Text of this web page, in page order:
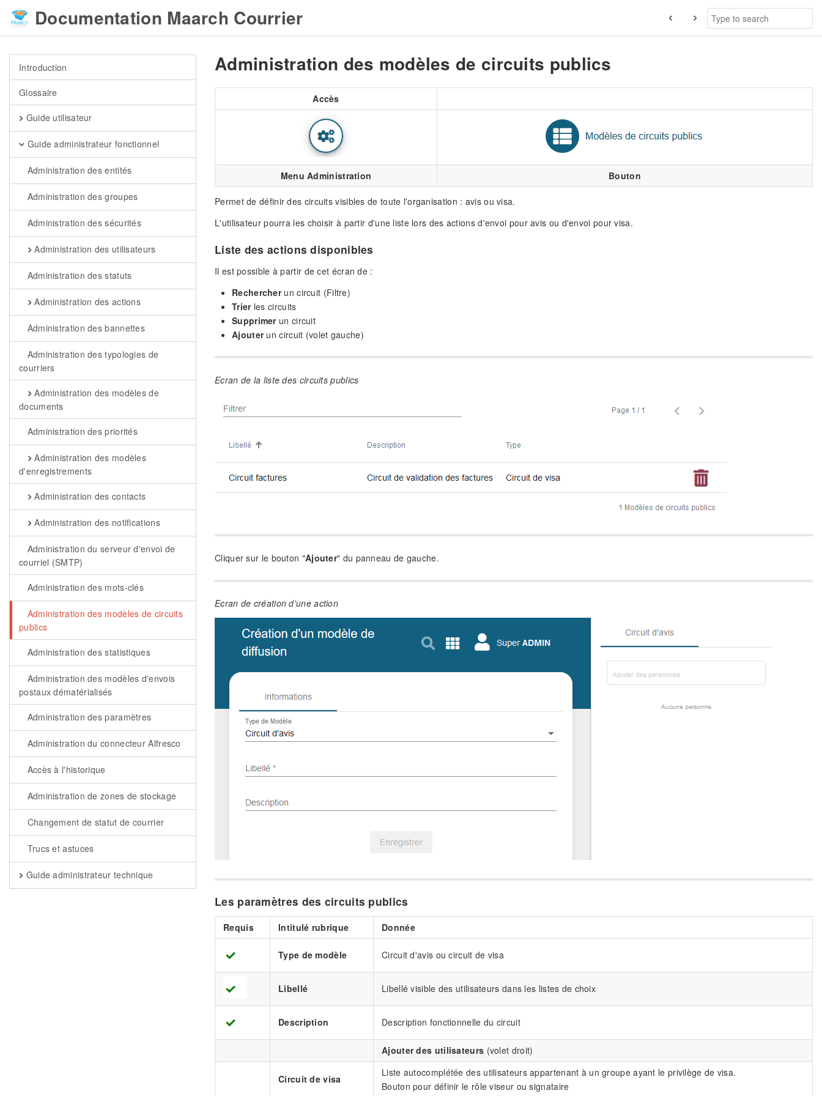
Documentation Maarch Courrier
Introduction
Glossaire
Guide utilisateur
Guide administrateur fonctionnel
Administration des entités
Administration des groupes
Administration des sécurités
Administration des utilisateurs
Administration des statuts
Administration des actions
Administration des bannettes
Administration des typologies de
courriers
Administration des modèles de
documents
Administration des priorités
Administration des modèles
d'enregistrements
Administration des contacts
Administration des notifications
Administration du serveur d'envoi de
courriel (SMTP)
Administration des mots-clés
Administration des modèles de circuits
publics
Administration des statistiques
Administration des modèles d'envois
postaux dématérialisés
Administration des paramètres
Administration du connecteur Alfresco
Accès à l'historique
Administration de zones de stockage
Changement de statut de courrier
Trucs et astuces
Guide administrateur technique
Administration des modèles de circuits publics
Accès
Menu Administration Bouton
Permet de définir des circuits visibles de toute l'organisation : avis ou visa.
L'utilisateur pourra les choisir à partir d'une liste lors des actions d'envoi pour avis ou d'envoi pour visa.
Liste des actions disponibles
Il est possible à partir de cet écran de :
Rechercherun circuit (Filtre)
Trierles circuits
Supprimerun circuit
Ajouterun circuit (volet gauche)
Ecran de la liste des circuits publics
Cliquer sur le bouton "Ajouter" du panneau de gauche.
Ecran de création d'une action
Les paramètres des circuits publics
Requis Intitulé rubrique Donnée
Type de modèle Circuit d'avis ou circuit de visa
Libellé Libellé visible des utilisateurs dans les listes de choix
Description Description fonctionnelle du circuit
Ajouter des utilisateurs (volet droit)
Circuit de visa
Liste autocomplétée des utilisateurs appartenant à un groupe ayant le privilège de visa.
Bouton pour définir le rôle viseur ou signataire